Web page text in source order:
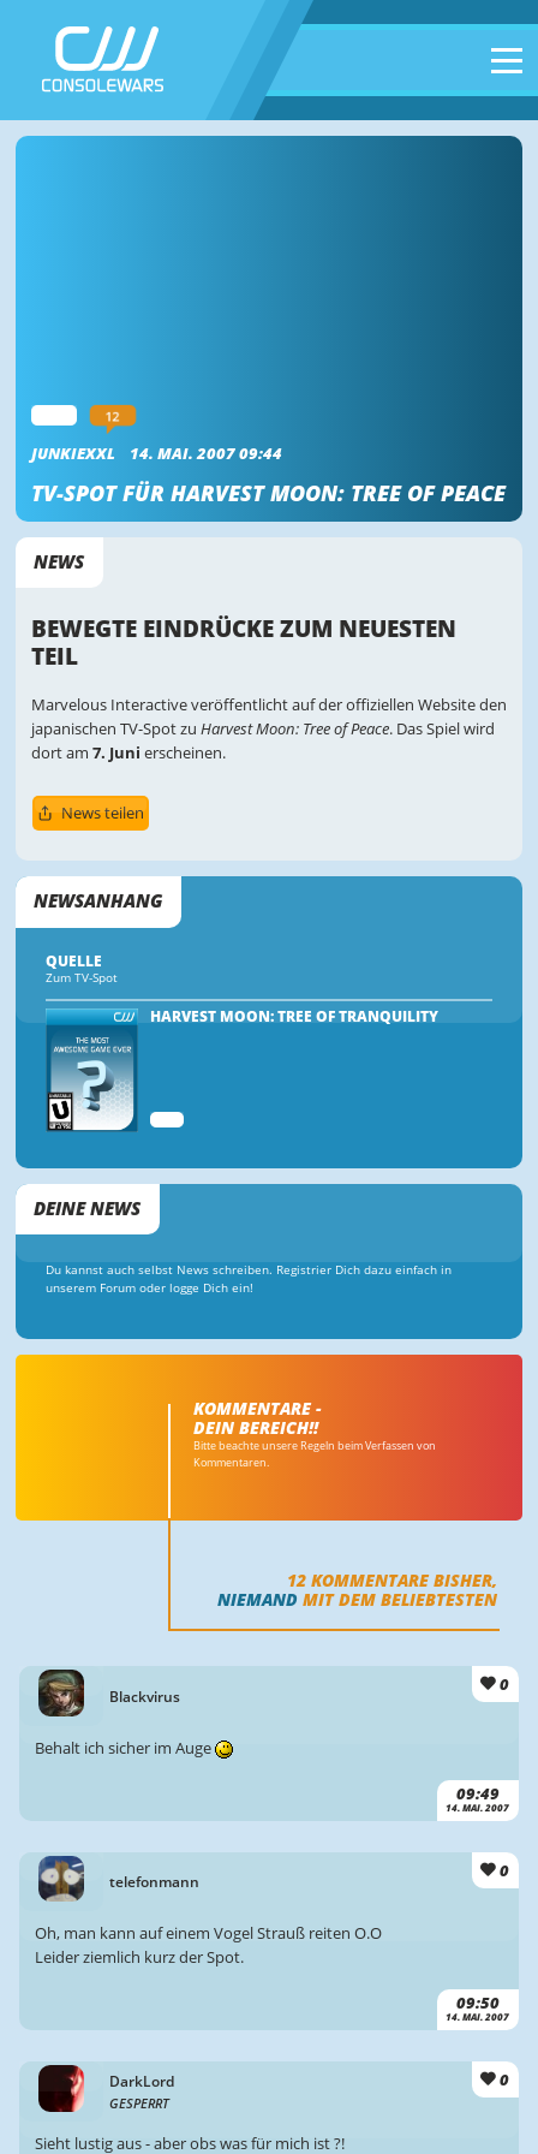
12
JUNKIEXXL 14. MAI. 2007 09:44
TV-SPOT FÜR HARVEST MOON: TREE OF PEACE
NEWS
BEWEGTE EINDRÜCKE ZUM NEUESTEN
TEIL
Marvelous Interactive veröffentlicht auf der offiziellen Website den
japanischen TV-Spot zu Harvest Moon: Tree of Peace. Das Spiel wird
dort am 7. Juni erscheinen.
News teilen
NEWSANHANG
QUELLE
Zum TV-Spot
HARVEST MOON: TREE OF TRANQUILITY
DEINE NEWS
Du kannst auch selbst News schreiben. Registrier Dich dazu einfach in
unserem Forum oder logge Dich ein!
KOMMENTARE -
DEIN BEREICH!!
Bitte beachte unsere Regeln beim Verfassen von
Kommentaren.
12 KOMMENTARE BISHER,
NIEMAND MIT DEM BELIEBTESTEN
Blackvirus
0
09:49
14. MAI. 2007
Behalt ich sicher im Auge
telefonmann
0
09:50
14. MAI. 2007
Oh, man kann auf einem Vogel Strauß reiten O.O
Leider ziemlich kurz der Spot.
DarkLord
GESPERRT
0
Sieht lustig aus - aber obs was für mich ist ?!